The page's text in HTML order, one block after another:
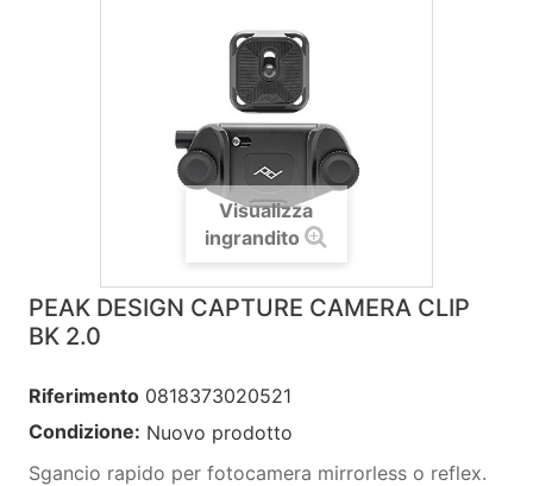
Visualizza
ingrandito
PEAK DESIGN CAPTURE CAMERA CLIP
BK 2.0
Riferimento 0818373020521
Condizione: Nuovo prodotto
Sgancio rapido per fotocamera mirrorless o reflex.